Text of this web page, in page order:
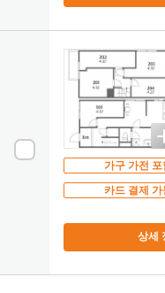
가구 가전 포
카드 결제 가
상세